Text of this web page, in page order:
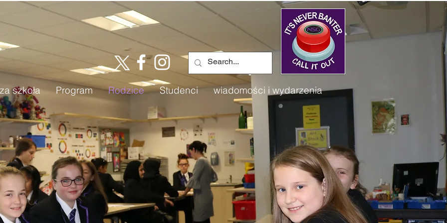
szkoła Program Rodzice Studenci wiadomości i wydarzenia